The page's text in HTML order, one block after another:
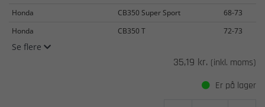
Honda
CB350 Super Sport
68-73
Honda
CB350 T 72-73
Se flere
35,19 kr. (inkl. moms)
Er på lager